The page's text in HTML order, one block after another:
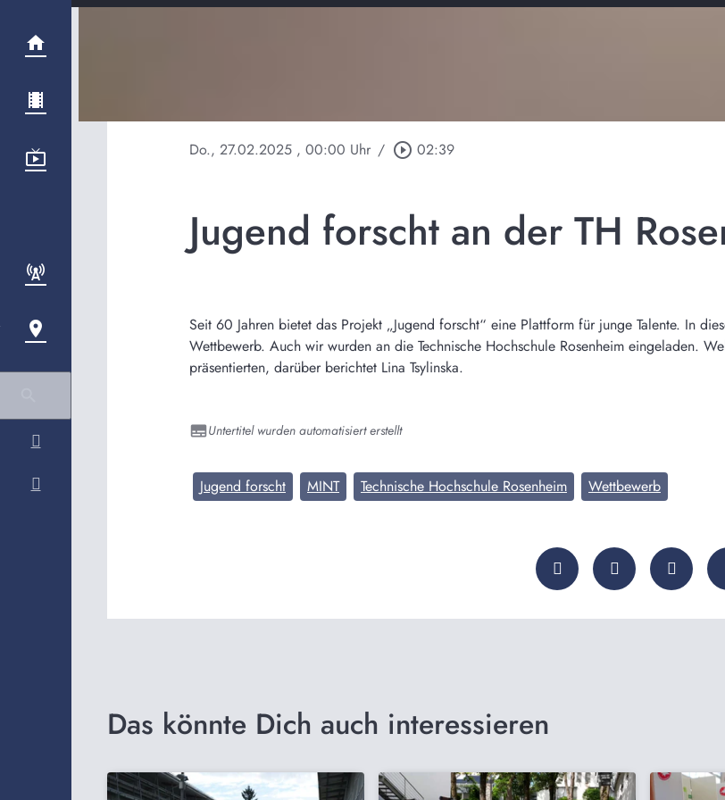
Do., 27.02.2025 , 00:00 Uhr / play_circle_outline 02:39
Jugend forscht an der TH
Seit 60 Jahren bietet das Projekt „Jugend forscht“ eine Plattform für junge Talente. In
Wettbewerb. Auch wir wurden an die Technische Hochschule Rosenheim eingeladen.
präsentierten, darüber berichtet Lina Tsylinska.
Untertitel wurden automatisiert erstellt
Jugend forscht MINT Technische Hochschule Rosenheim Wettbewerb
Das könnte Dich auch interessieren